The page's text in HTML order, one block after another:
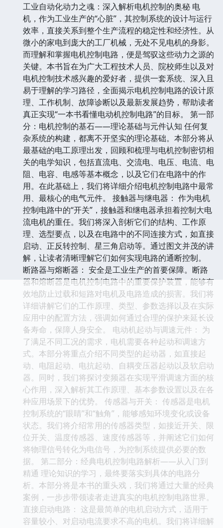
工业自动化动力之魂：深入解析电机控制的奥秘 电
机，作为工业生产的“心脏”，其控制系统的设计与运行
效率，直接关系到整个生产流程的稳定性和经济性。从
微小的家电到庞大的工厂机械，无处不见电机的身影。
而理解和掌握电机控制电路，便是驾驭这些动力之源的
关键。本书旨在为广大工程技术人员、院校师生以及对
电机控制技术感兴趣的爱好者，提供一套系统、深入且
易于理解的学习路径，全面揭示电机控制电路的设计原
理、工作机制、故障诊断以及最新发展趋势，帮助读者
真正实现“一本书看懂电动机控制电路”的目标。 第一部
分：电机控制的基石——理论基础与元件认知 任何复
杂系统的构建，都离不开坚实的理论基础。本部分将从
最基础的电工原理出发，回顾和梳理与电机控制密切相
关的电学知识，包括直流电、交流电、电压、电流、电
阻、电容、电感等基本概念，以及它们在电路中的作
用。在此基础上，我们将详细介绍电机控制电路中最常
用、最核心的电气元件。 接触器与继电器： 作为电机
控制电路中的“开关”，接触器和继电器承担着控制大电
流电机的重任。我们将深入剖析它们的结构、工作原
理、选型要点，以及在电路中的不同连接方式，如直接
启动、正反转控制、星三角启动等。通过图文并茂的讲
解，让读者清晰理解它们如何实现电路的通断控制。
断路器与熔断器： 安全是工业生产的首要保障。断路
器和熔断器是电机控制电路中的重要保护装置，能够有
效地防止过载和短路对电机及电路造成的损害。我们将
详细讲解它们的工作原理、类型、参数选择以及在实际
应用中的配置方法，强调如何通过合理的保护来延长设
备寿命，保障人身安全。 电动机起动与调速元件： 为
了满足不同工况的需求，电机需要各种起动和调速方
式。本部分将重点介绍不同类型的起动器，如直接起
动、电阻起动、电抗起动、自耦变压器起动以及软启动
器。同时，我们将探讨变频器在实现平滑调速方面的核
心作用，深入解析其工作原理、基本参数设置以及在各
种应用场景下的优势。 传感器与开关： 传感器是电机
控制系统的“眼睛”和“触角”，能够感知环境变化或设备
状态。我们将介绍常用的传感器类型，如接近开关、限
位开关、温度传感器、速度传感器等，并阐述它们如何
将物理信号转化为电信号，为控制系统提供必要的数
据。 第二部分：经典电机控制电路解析——从入门到
精通 理论知识的学习，最终要落实到具体的电路分
析。本部分将是本书的重头戏，我们将通过大量的经典
案例，一步步带领读者走进真实的电机控制电路世界。
直接启动电路： 这是最简单的电机启动方式，适用于
容量较小、对启动电流要求不高的电机。我们将详细解